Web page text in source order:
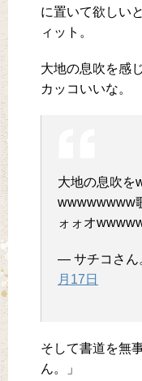
に置いて欲しい
ィット。
大地の息吹を感
カッコいいな。
大地の息吹を
wwwwwwww
ォォオ
— サチコさん
月17日
そして書道を無
ん。」